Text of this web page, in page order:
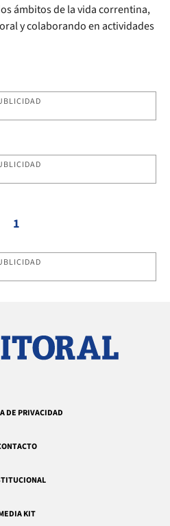
ámbitos de la vida correntina,
y colaborando en actividades
1
DE PRIVACIDAD
KIT